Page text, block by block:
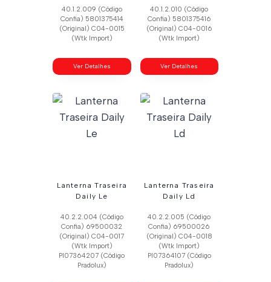
40.1.2.009 (Código
Confia) 5801375414
(Original) C04-0015
(Wtk Import)
Ver Detalhes
40.1.2.010 (Código
Confia) 5801375416
(Original) C04-0016
(Wtk Import)
Ver Detalhes
Lanterna Traseira
Daily Le
40.2.2.004 (Código
Confia) 69500032
(Original) C04-0017
(Wtk Import)
Pl07364207 (Código
Pradolux)
Lanterna Traseira
Daily Ld
40.2.2.005 (Código
Confia) 69500026
(Original) C04-0018
(Wtk Import)
Pl07364107 (Código
Pradolux)